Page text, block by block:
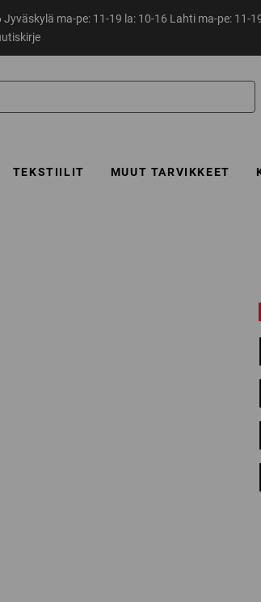
ma-pe: 11-19 la: 10-16 Lahti ma-pe: 11-
TEKSTIILIT MUUT TARVIKKEET